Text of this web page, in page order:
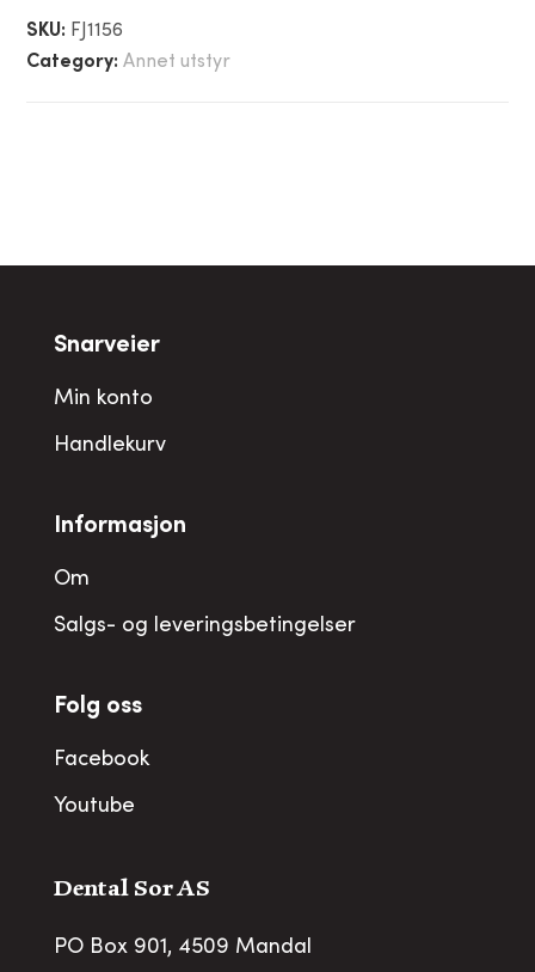
SKU: FJ1156
Category:Annet utstyr
Snarveier
Min konto
Handlekurv
Informasjon
Om
Salgs- og leveringsbetingelser
Folg oss
Facebook
Youtube
Dental Sor AS
PO Box 901, 4509 Mandal